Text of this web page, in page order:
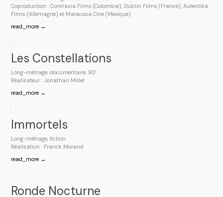
Coproduction : Contravia Films (Colombie), Dublin Films (France), Autentika
Films (Allemagne) et Malacosa Cine (Mexique)
read_more →
Les Constellations
Long-métrage, documentaire, 80'
Réalisateur : Jonathan Millet
read_more →
Immortels
Long-métrage, fiction
Réalisation : Franck Morand
read_more →
Ronde Nocturne